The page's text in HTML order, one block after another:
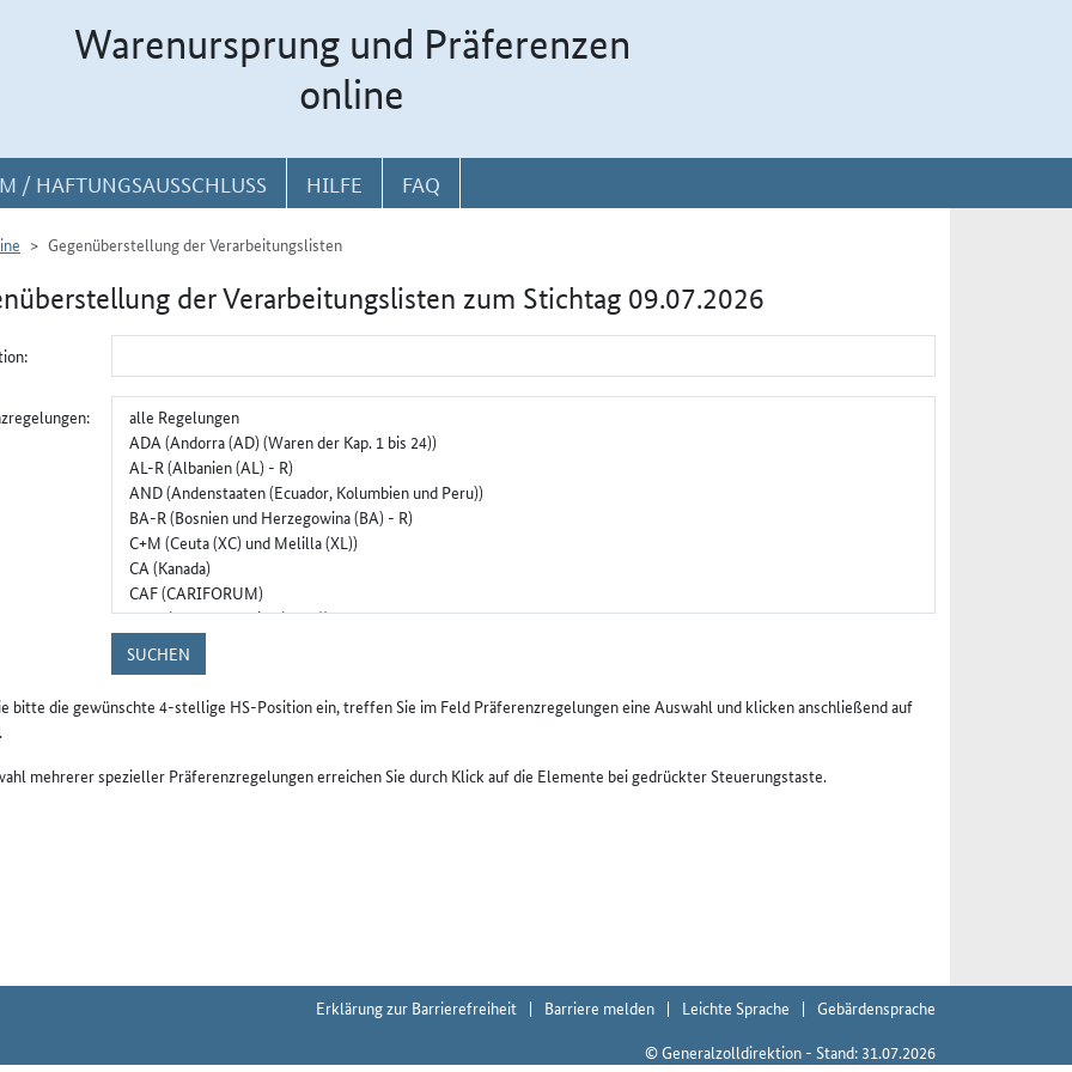
Warenursprung und Präferenzen
online
/ HAFTUNGSAUSSCHLUSS HILFE FAQ
Gegenüberstellung der Verarbeitungslisten
der Verarbeitungslisten zum Stichtag 09.07.2026
für Gegenüberstellung
SUCHEN
bitte die gewünschte 4-stellige HS-Position ein, treffen Sie im Feld Präferenzregelungen eine Auswahl und klicken anschließend auf
mehrerer spezieller Präferenzregelungen erreichen Sie durch Klick auf die Elemente bei gedrückter Steuerungstaste.
Erklärung zur Barrierefreiheit Barriere melden Leichte Sprache
Gebärdensprache
© Generalzolldirektion - Stand: 31.07.2026